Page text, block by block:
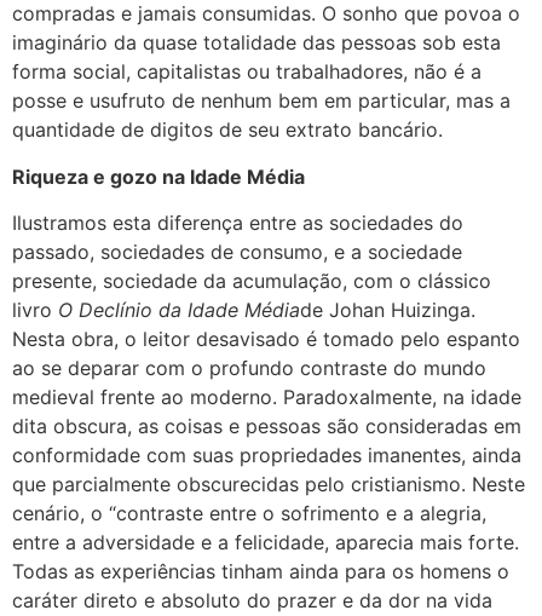
compradas e jamais consumidas. O sonho que povoa o
imaginário da quase totalidade das pessoas sob esta
forma social, capitalistas ou trabalhadores, não é a
posse e usufruto de nenhum bem em particular, mas a
quantidade de digitos de seu extrato bancário.
Riqueza e gozo na Idade Média
Ilustramos esta diferença entre as sociedades do
passado, sociedades de consumo, e a sociedade
presente, sociedade da acumulação, com o clássico
livro O Declínio da Idade Médiade Johan Huizinga.
Nesta obra, o leitor desavisado é tomado pelo espanto
ao se deparar com o profundo contraste do mundo
medieval frente ao moderno. Paradoxalmente, na idade
dita obscura, as coisas e pessoas são consideradas em
conformidade com suas propriedades imanentes, ainda
que parcialmente obscurecidas pelo cristianismo. Neste
cenário, o “contraste entre o sofrimento e a alegria,
entre a adversidade e a felicidade, aparecia mais forte.
Todas as experiências tinham ainda para os homens o
caráter direto e absoluto do prazer e da dor na vida